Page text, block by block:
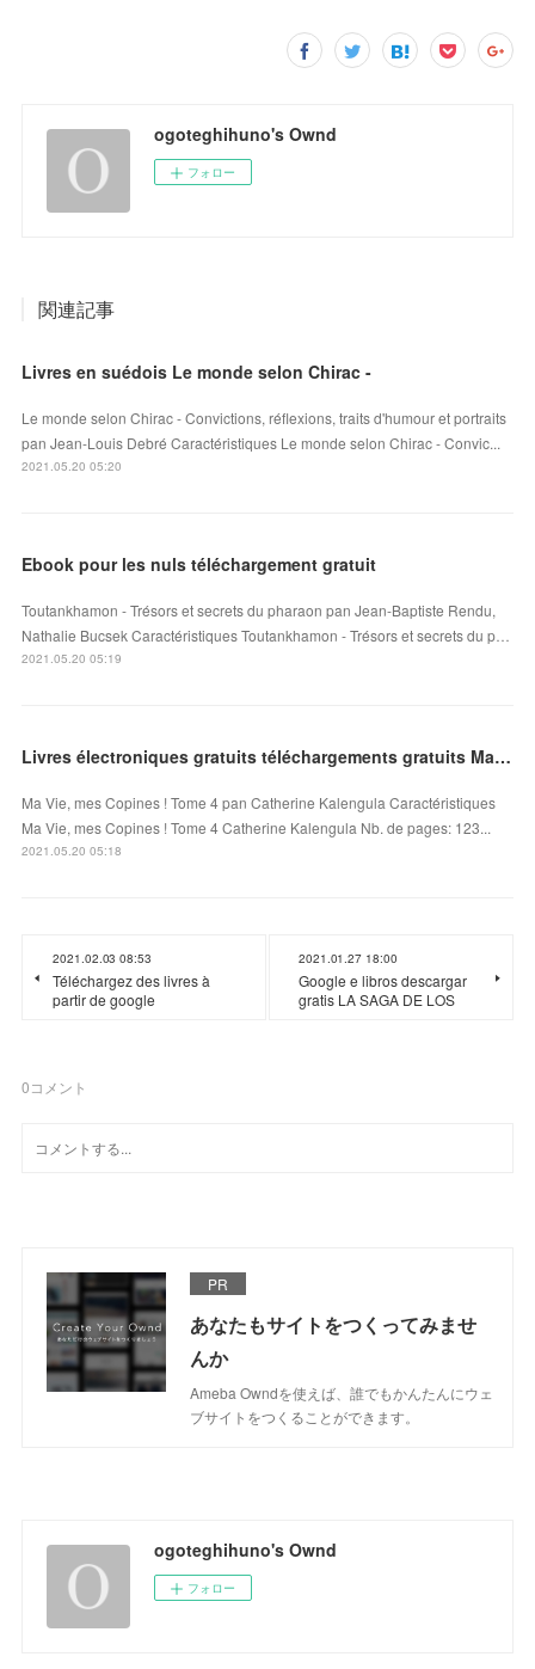
ogoteghihuno's Ownd
フォロー
関連記事
Livres en suédois Le monde selon Chirac -
Le monde selon Chirac - Convictions, réflexions, traits d'humour et portraits
pan Jean-Louis Debré Caractéristiques Le monde selon Chirac - Convic...
2021.05.20 05:20
Ebook pour les nuls téléchargement gratuit
Toutankhamon - Trésors et secrets du pharaon pan Jean-Baptiste Rendu,
Nathalie Bucsek Caractéristiques Toutankhamon - Trésors et secrets du p…
2021.05.20 05:19
Livres électroniques gratuits téléchargements gratuits Ma Vie, mes Copines ! Tome 4 DJVU
Ma Vie, mes Copines ! Tome 4 pan Catherine Kalengula Caractéristiques
Ma Vie, mes Copines ! Tome 4 Catherine Kalengula Nb. de pages: 123...
2021.05.20 05:18
2021.02.03 08:53
Téléchargez des livres à
partir de google
2021.01.27 18:00
Google e libros descargar
gratis LA SAGA DE LOS
0コメント
PR
あなたもサイトをつくってみませ
んか
Ameba Owndを使えば、誰でもかんたんにウェ
ブサイトをつくることができます。
ogoteghihuno's Ownd
フォロー